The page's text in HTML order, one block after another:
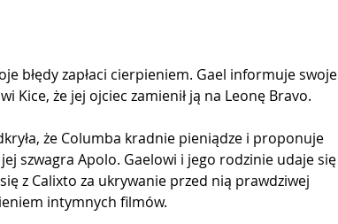
błędy zapłaci cierpieniem. Gael informuje swoje
Kice, że jej ojciec zamienił ją na Leonę Bravo.
że ​​Columba kradnie pieniądze i proponuje
szwagra Apolo. Gaelowi i jego rodzinie udaje się
z Calixto za ukrywanie przed nią prawdziwej
intymnych filmów.